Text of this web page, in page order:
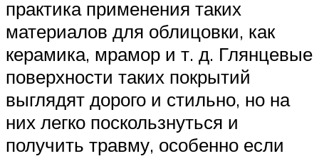
практика применения таких
материалов для облицовки, как
керамика, мрамор и т. д. Глянцевые
поверхности таких покрытий
выглядят дорого и стильно, но на
них легко поскользнуться и
получить травму, особенно если